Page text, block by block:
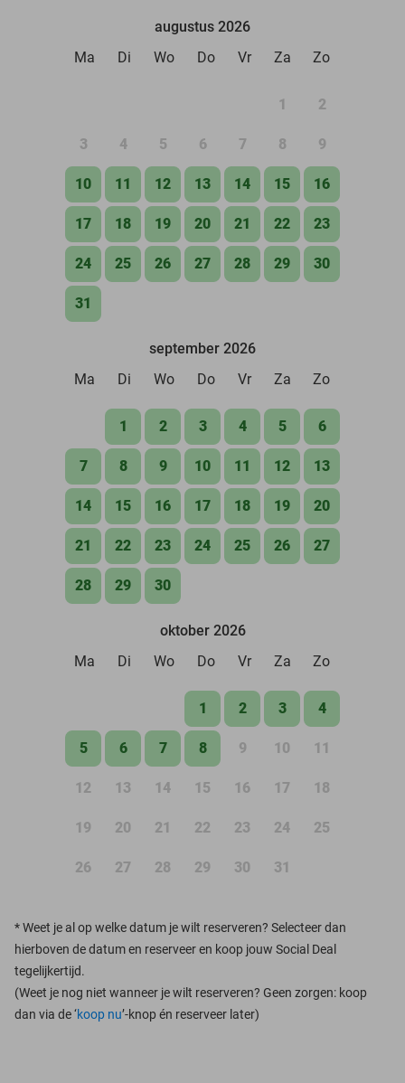
augustus 2026
Ma
Di Wo Do Vr Za Zo
1 2
3 4 5 6 7 8 9
10 11 12 13 14 15 16
17 18 19 20 21 22 23
24 25 26 27 28 29 30
31
september 2026
Ma
Di Wo Do Vr Za Zo
1 2 3 4 5 6
7 8 9 10 11 12 13
14 15 16 17 18 19 20
21 22 23 24 25 26 27
28 29 30
oktober 2026
Ma
Di Wo Do Vr Za Zo
1 2 3 4
5 6 7 8 9 10 11
12 13 14 15 16 17 18
19 20 21 22 23 24 25
26 27 28 29 30 31
*Weet je al op welke datum je wilt reserveren? Selecteer dan
hierboven de datum en reserveer en koop jouw Social Deal
tegelijkertijd.
(Weet je nog niet wanneer je wilt reserveren? Geen zorgen: koop
dan via de ‘koop nu’-knop én reserveer later)